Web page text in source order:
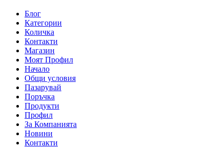
Блог
Категории
Количка
Контакти
Магазин
Моят Профил
Начало
Общи условия
Пазарувай
Поръчка
Продукти
Профил
За Компанията
Новини
Контакти